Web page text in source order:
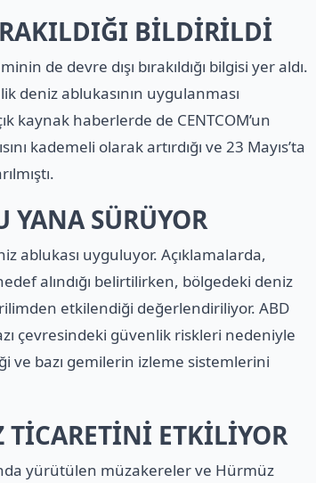
BİLDİRİLDİ
de devre dışı bırakıldığı bilgisi yer aldı.
deniz ablukasının uygulanması
kaynak haberlerde de CENTCOM’un
kademeli olarak artırdığı ve 23 Mayıs’ta
YANA SÜRÜYOR
ablukası uyguluyor. Açıklamalarda,
alındığı belirtilirken, bölgedeki deniz
etkilendiği değerlendiriliyor. ABD
çevresindeki güvenlik riskleri nedeniyle
ve bazı gemilerin izleme sistemlerini
TİCARETİNİ ETKİLİYOR
yürütülen müzakereler ve Hürmüz